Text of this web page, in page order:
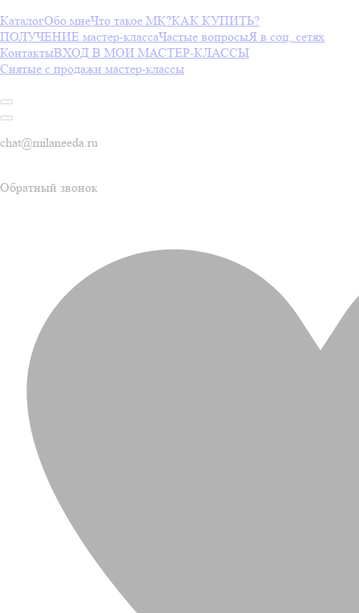
КаталогОбо мнеЧто такое МК?КАК КУПИТЬ?
ПОЛУЧЕНИЕ мастер-классаЧастые вопросыЯ в соц. сетях
КонтактыВХОД В МОИ МАСТЕР-КЛАССЫ
Снятые с продажи мастер-классы
chat@milaneeda.ru
Обратный звонок